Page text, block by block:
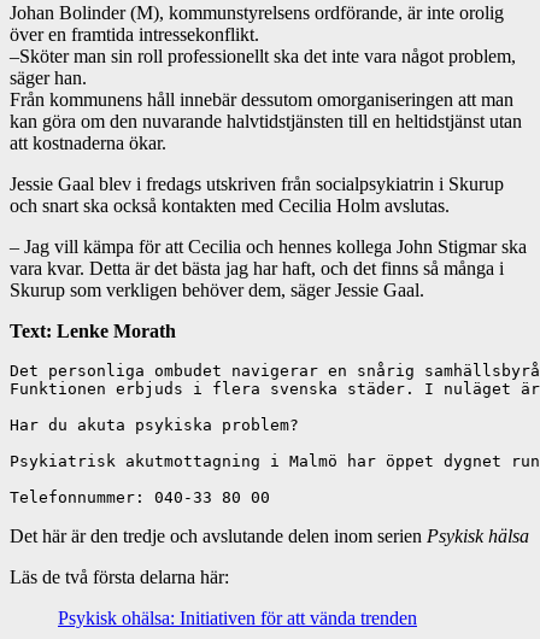
Johan Bolinder (M), kommunstyrelsens ordförande, är inte orolig
över en framtida intressekonflikt.
–Sköter man sin roll professionellt ska det inte vara något problem,
säger han.
Från kommunens håll innebär dessutom omorganiseringen att man
kan göra om den nuvarande halvtidstjänsten till en heltidstjänst utan
att kostnaderna ökar.
Jessie Gaal blev i fredags utskriven från socialpsykiatrin i Skurup
och snart ska också kontakten med Cecilia Holm avslutas.
– Jag vill kämpa för att Cecilia och hennes kollega John Stigmar ska
vara kvar. Detta är det bästa jag har haft, och det finns så många i
Skurup som verkligen behöver dem, säger Jessie Gaal.
Text: Lenke Morath
Det personliga ombudet navigerar en snårig
Funktionen erbjuds i flera svenska städer. I nuläget
Har du akuta psykiska problem?
Psykiatrisk akutmottagning i Malmö har öppet dygnet
Det här är den tredje och avslutande delen inom serien Psykisk hälsa
Läs de två första delarna här:
Psykisk ohälsa: Initiativen för att vända trenden